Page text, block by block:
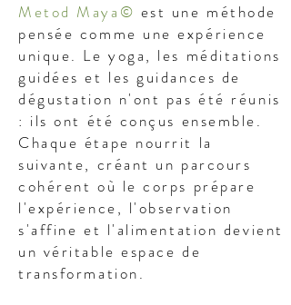
Metod Maya© est une méthode
pensée comme une expérience
unique. Le yoga, les méditations
guidées et les guidances de
dégustation n'ont pas été réunis
: ils ont été conçus ensemble.
Chaque étape nourrit la
suivante, créant un parcours
cohérent où le corps prépare
l'expérience, l'observation
s'affine et l'alimentation devient
un véritable espace de
transformation.